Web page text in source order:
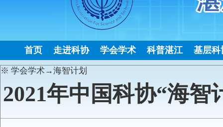
首页 走进科协 学会学术 科普湛江 基层科
※ 学会学术→海智计划
2021年中国科协“海